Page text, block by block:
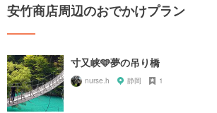
安竹商店周辺のおでかけプラン
寸又峡🩵夢の吊り橋
nurse.h 静岡 1